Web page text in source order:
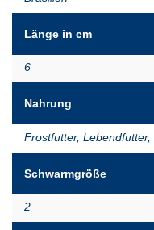
Länge in cm
6
Nahrung
Frostfutter, Lebendfutter,
Schwarmgröße
2